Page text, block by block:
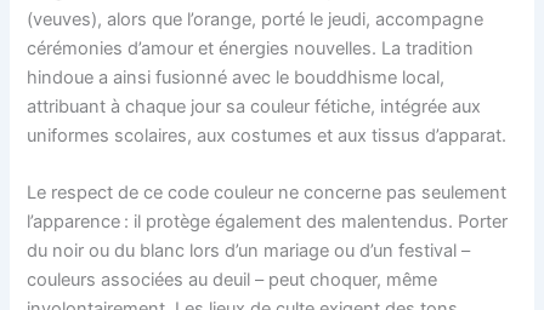
(veuves), alors que l’orange, porté le jeudi, accompagne
cérémonies d’amour et énergies nouvelles. La tradition
hindoue a ainsi fusionné avec le bouddhisme local,
attribuant à chaque jour sa couleur fétiche, intégrée aux
uniformes scolaires, aux costumes et aux tissus d’apparat.
Le respect de ce code couleur ne concerne pas seulement
l’apparence : il protège également des malentendus. Porter
du noir ou du blanc lors d’un mariage ou d’un festival –
couleurs associées au deuil – peut choquer, même